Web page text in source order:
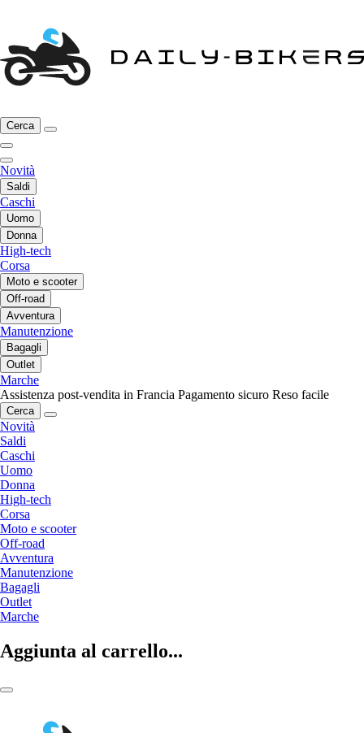
Cerca
Novità
Saldi
Caschi
Uomo
Donna
High-tech
Corsa
Moto e scooter
Off-road
Avventura
Manutenzione
Bagagli
Outlet
Marche
Assistenza post-vendita in Francia Pagamento sicuro Reso facile
Cerca
Novità
Saldi
Caschi
Uomo
Donna
High-tech
Corsa
Moto e scooter
Off-road
Avventura
Manutenzione
Bagagli
Outlet
Marche
Aggiunta al carrello...